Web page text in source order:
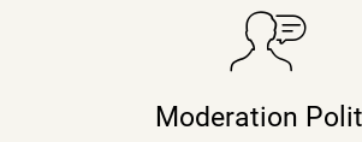
Moderation
Sie taucht in Podiumsdiskussionen,
Moderatorin die digitale